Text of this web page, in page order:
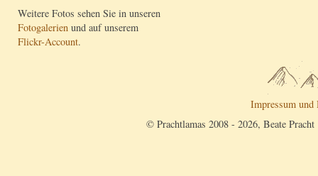
Weitere Fotos sehen Sie in unseren
Fotogalerien und auf unserem
Flickr-Account.
Impressum und
© Prachtlamas 2008 - 2026, Beate Pracht